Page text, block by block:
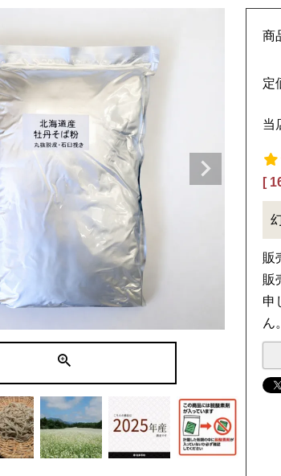
商
定
当
[
販
販
申
ん。